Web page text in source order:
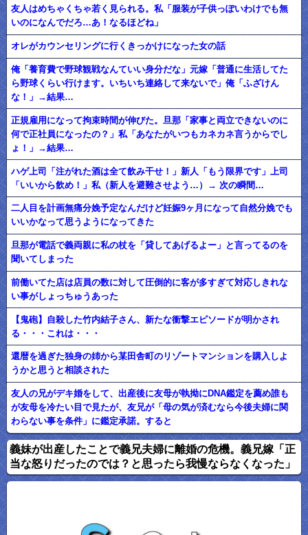
友人はめちゃくちゃ若く見られる。私「服装が子供っぽいわけでも無
いのになんでだろ…あ！なるほどね」
オレがカウンセリングに行くきっかけになった女の話
俺「養育費で野球観戦なんていい身分だな」元嫁「普通に生活してた
ら野球くらい行けます。いちいち連絡して来ないで」俺「ふざけん
な！」→結果…
正規雇用になって拘束時間が伸びた。旦那「家事と両立できないのに
何で正社員になったの？」私「あなたがいつもカネカネ言うからでし
ょ！」→結果…
ハゲ上司「注がれた酒は全て飲み干せ！」新人「もう限界です」上司
「いいから飲め！」私（新人を避難させよう…）→ 次の瞬間…
二人目を計画無痛分娩予定なんだけど妊娠9ヶ月になって自然分娩でも
いいかなって思うようになってきた
旦那が電話で義両親に私の杖を「貸してあげるよー」と言ってるのを
聞いてしまった
前働いてた店は店員の数に対して圧倒的に客が多すぎて対応しきれな
い事がしょっちゅうあった
【鬼砲】自殺した竹内結子さん、新たな衝撃エピソードが明かされ
る・・・これは・・・
還暦を過ぎた独身の姉から某田舎町のリゾートマンションを購入しよ
うかと思うと相談された
友人の兄がデキ婚をして、出産後に友母が執拗にDNA鑑定を薦め誰も
が友母を冷たい目で見たが、友兄が「母の気が済むなら今後夫婦に関
わらない事を条件」に鑑定承諾。すると
義妹が出産したことで義兄夫婦に離婚の危機。義兄嫁「正
当な怒りだったのでは？と思ったら我慢ならなくなった」